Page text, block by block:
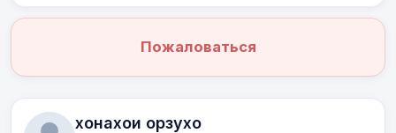
Пожаловаться
хонахои орзухо